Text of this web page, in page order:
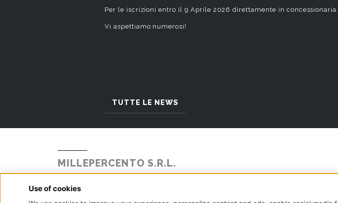
Per le iscrizioni entro il 9 Aprile 2026 direttamente in concessionaria.
Vi aspettiamo numerosi!
TUTTE LE NEWS
MILLEPERCENTO S.R.L.
Alzate Brianza, 22040 - Como